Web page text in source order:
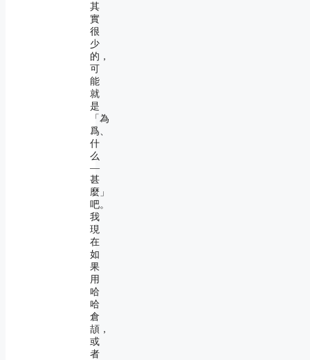
其
實
很
少
的，
可
能
就
是
「為
爲、
什
么
―
甚
麼」
吧。
我
現
在
如
果
用
哈
哈
倉
頡，
或
者